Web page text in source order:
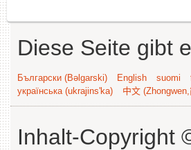
Diese Seite gibt
Български (Bəlgarski) English suomi
українська (ukrajins'ka)
中文
Inhalt-Copyright